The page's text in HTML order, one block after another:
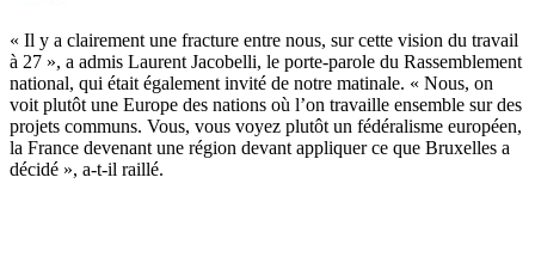
« Il y a clairement une fracture entre nous, sur cette vision du travail
à 27 », a admis Laurent Jacobelli, le porte-parole du Rassemblement
national, qui était également invité de notre matinale. « Nous, on
voit plutôt une Europe des nations où l’on travaille ensemble sur des
projets communs. Vous, vous voyez plutôt un fédéralisme européen,
la France devenant une région devant appliquer ce que Bruxelles a
décidé », a-t-il raillé.